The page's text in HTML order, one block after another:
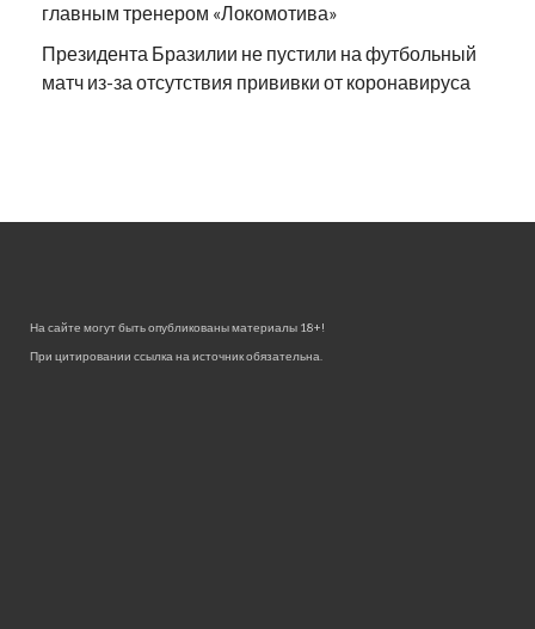
главным тренером «Локомотива»
Президента Бразилии не пустили на футбольный
матч из-за отсутствия прививки от коронавируса
На сайте могут быть опубликованы материалы 18+!
При цитировании ссылка на источник обязательна.